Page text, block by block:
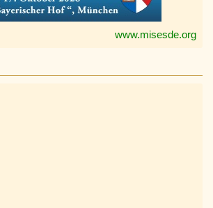
www.misesde.org